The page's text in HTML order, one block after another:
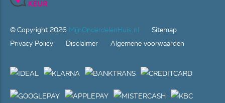
© Copyright 2026 MijnOnderdelenHuis.nl
Sitemap
Privacy Policy
Disclaimer Algemene voorwaarden